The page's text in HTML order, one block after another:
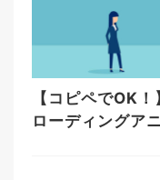
【コピペでOK
ローディングア